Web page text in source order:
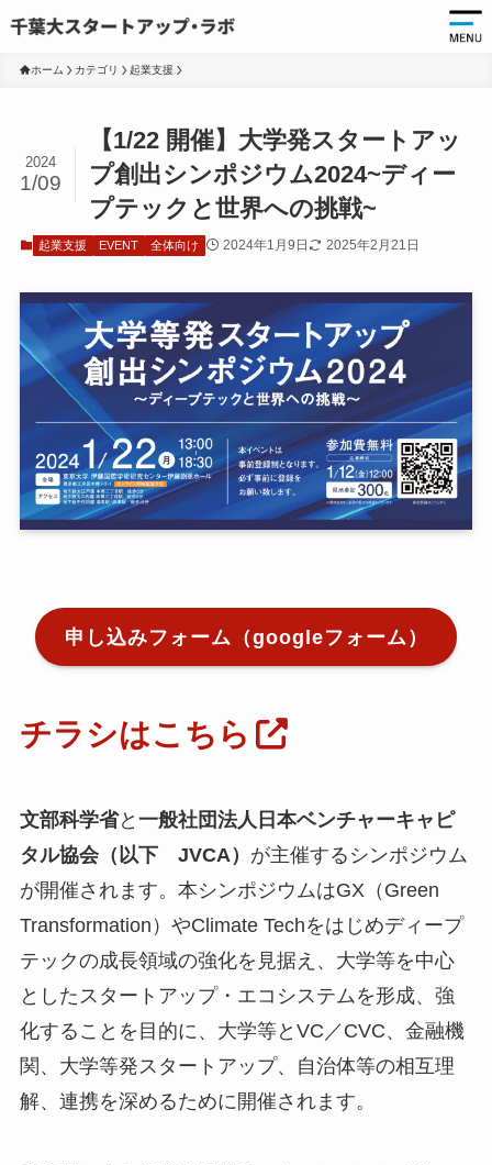
関
ホーム カテゴリ 起業支援
【1/22 開催】大学発スタートアッ
プ創出シンポジウム2024~ディー
プテックと世界への挑戦~
2024
1/09
起業支援 EVENT 全体向け 2024年1月9日 2025年2月21日
申し込みフォーム（googleフォーム）
チラシはこちら
文部科学省と 一般社団法人日本ベンチャーキャピ
タル協会（以下 JVCA） が主催するシンポジウム
が開催されます。本シンポジウムはGX（Green
Transformation）やClimate Techをはじめディープ
テックの成長領域の強化を見据え、大学等を中心
としたスタートアップ・エコシステムを形成、強
化することを目的に、大学等とVC／CVC、金融機
関、大学等発スタートアップ、自治体等の相互理
解、連携を深めるために開催されます。